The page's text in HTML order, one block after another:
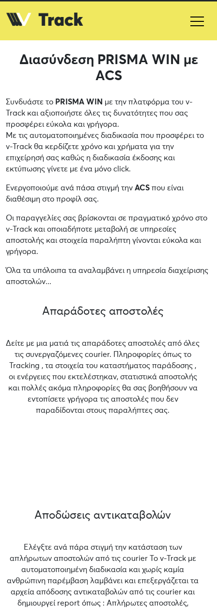
Διασύνδεση PRISMA WIN με
ACS
Συνδυάστε το PRISMA WIN με την πλατφόρμα του v-
Track και αξιοποιήστε όλες τις δυνατότητες που σας
προσφέρει εύκολα και γρήγορα.
Με τις αυτοματοποιημένες διαδικασία που προσφέρει το
v-Track θα κερδίζετε χρόνο και χρήματα για την
επιχείρησή σας καθώς η διαδικασία έκδοσης και
εκτύπωσης γίνετε με ένα μόνο click.
Ενεργοποιούμε ανά πάσα στιγμή την ACS που είναι
διαθέσιμη στο προφίλ σας.
Οι παραγγελίες σας βρίσκονται σε πραγματικό χρόνο στο
v-Track και οποιαδήποτε μεταβολή σε υπηρεσίες
αποστολής και στοιχεία παραλήπτη γίνονται εύκολα και
γρήγορα.
Όλα τα υπόλοιπα τα αναλαμβάνει η υπηρεσία διαχείρισης
αποστολών...
Απαράδοτες αποστολές
Δείτε με μια ματιά τις απαράδοτες αποστολές από όλες
τις συνεργαζόμενες courier. Πληροφορίες όπως το
Tracking , τα στοιχεία του καταστήματος παράδοσης ,
οι ενέργειες που εκτελέστηκαν, στατιστικά αποστολής
και πολλές ακόμα πληροφορίες θα σας βοηθήσουν να
εντοπίσετε γρήγορα τις αποστολές που δεν
παραδίδονται στους παραλήπτες σας.
Αποδώσεις αντικαταβολών
Ελέγξτε ανά πάρα στιγμή την κατάσταση των
απλήρωτων αποστολών από τις courier Το v-Track με
αυτοματοποιημένη διαδικασία και χωρίς καμία
ανθρώπινη παρέμβαση λαμβάνει και επεξεργάζεται τα
αρχεία απόδοσης αντικαταβολών από τις courier και
δημιουργεί report όπως : Απλήρωτες αποστολές,